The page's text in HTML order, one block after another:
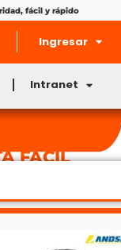
fácil y rápido
Ingresar
Intranet
FÁCIL